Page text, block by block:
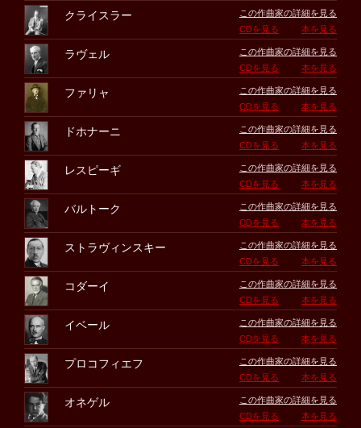
クライスラー
この作曲家の詳細を見る
CDを見る
本を見る
ラヴェル
この作曲家の詳細を見る
CDを見る
本を見る
ファリャ
この作曲家の詳細を見る
CDを見る
本を見る
ドホナーニ
この作曲家の詳細を見る
CDを見る
本を見る
レスピーギ
この作曲家の詳細を見る
CDを見る
本を見る
バルトーク
この作曲家の詳細を見る
CDを見る
本を見る
ストラヴィンスキー
この作曲家の詳細を見る
CDを見る
本を見る
コダーイ
この作曲家の詳細を見る
CDを見る
本を見る
イベール
この作曲家の詳細を見る
CDを見る
本を見る
プロコフィエフ
この作曲家の詳細を見る
CDを見る
本を見る
オネゲル
この作曲家の詳細を見る
CDを見る
本を見る